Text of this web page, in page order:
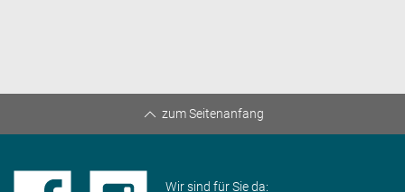
zum Seitenanfang
Wir sind für Sie da: